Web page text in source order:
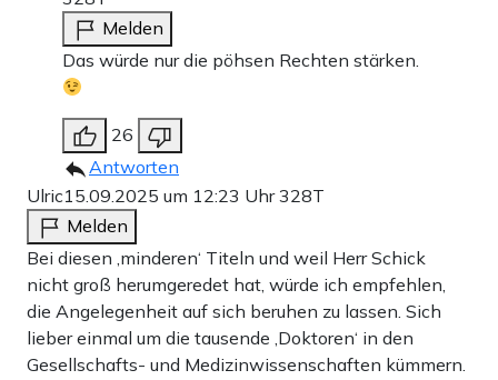
Melden
Das würde nur die pöhsen Rechten stärken.
26
Antworten
Ulric15.09.2025 um 12:23 Uhr328T
Melden
Bei diesen ‚minderen‘ Titeln und weil Herr Schick
nicht groß herumgeredet hat, würde ich empfehlen,
die Angelegenheit auf sich beruhen zu lassen. Sich
lieber einmal um die tausende ‚Doktoren‘ in den
Gesellschafts- und Medizinwissenschaften kümmern.